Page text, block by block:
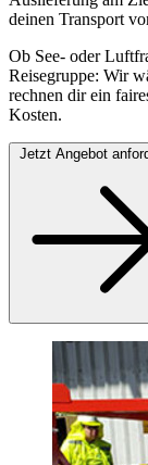
deinen Transport
Ob See- oder
Reisegruppe: Wir
rechnen dir ein
Kosten.
Jetzt Angebot